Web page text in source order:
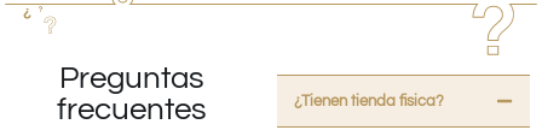
Preguntas
frecuentes
¿Tienen tienda fisica?